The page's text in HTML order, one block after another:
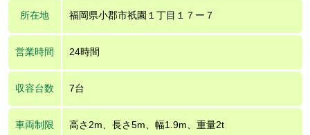
所在地 福岡県小郡市祇園１丁目１７ー７
営業時間 24時間
収容台数 7台
車両制限 高さ2m、長さ5m、幅1.9m、重量2t